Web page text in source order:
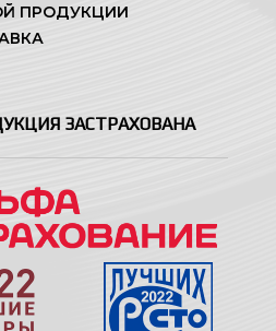
ПРОДУКЦИИ
ЗАСТРАХОВАНА